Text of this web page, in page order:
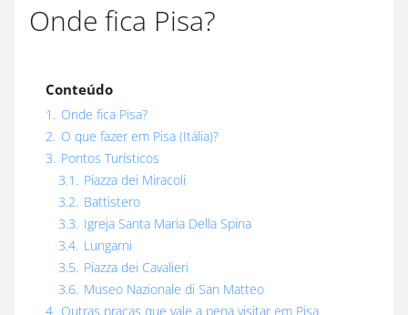
Onde fica Pisa?
Conteúdo
1. Onde fica Pisa?
2. O que fazer em Pisa (Itália)?
3. Pontos Turísticos
3.1. Piazza dei Miracoli
3.2. Battistero
3.3. Igreja Santa Maria Della Spina
3.4. Lungarni
3.5. Piazza dei Cavalieri
3.6. Museo Nazionale di San Matteo
4. Outras praças que vale a pena visitar em Pisa